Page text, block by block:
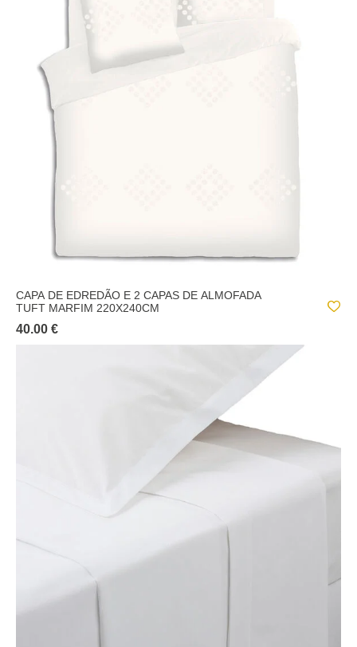
CAPA DE EDREDÃO E 2 CAPAS DE ALMOFADA
TUFT MARFIM 220X240CM
40.00 €